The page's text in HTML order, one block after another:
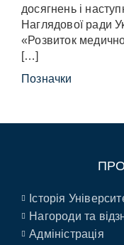
досягнень і
Наглядової ради
«Розвиток
[…]
Позначки
Історія
Нагороди та
Адміністрація